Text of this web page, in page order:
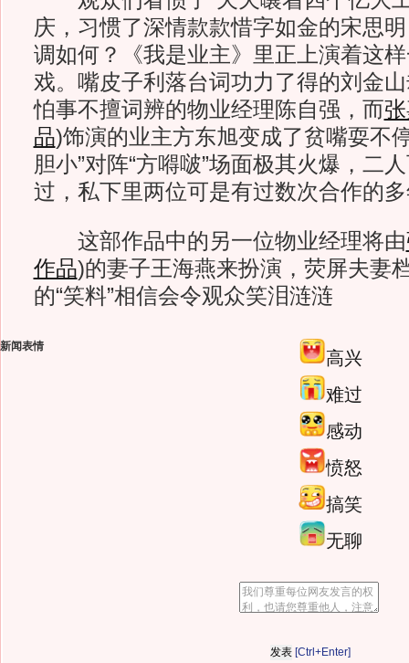
庆，习惯了深情款款惜字如金的宋思
调如何？《我是业主》里正上演着这
戏。嘴皮子利落台词功力了得的刘金
怕事不擅词辨的物业经理陈自强，而
品)饰演的业主方东旭变成了贫嘴耍不
胆小”对阵“方嘚啵”场面极其火爆，二
过，私下里两位可是有过数次合作的
这部作品中的另一位物业经理将由
作品)的妻子王海燕来扮演，荧屏夫妻
的“笑料”相信会令观众笑泪涟涟
新闻表情
高兴
难过
感动
愤怒
搞笑
无聊
[Ctrl+Enter]